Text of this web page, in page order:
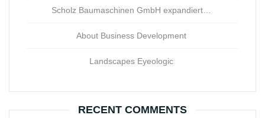
Scholz Baumaschinen GmbH expandiert…
About Business Development
Landscapes Eyeologic
RECENT COMMENTS